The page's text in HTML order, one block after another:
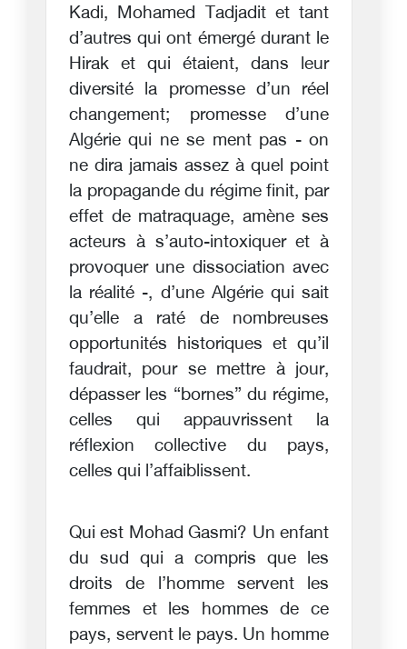
Kadi, Mohamed Tadjadit et tant
d’autres qui ont émergé durant le
Hirak et qui étaient, dans leur
diversité la promesse d’un réel
changement; promesse d’une
Algérie qui ne se ment pas - on
ne dira jamais assez à quel point
la propagande du régime finit, par
effet de matraquage, amène ses
acteurs à s’auto-intoxiquer et à
provoquer une dissociation avec
la réalité -, d’une Algérie qui sait
qu’elle a raté de nombreuses
opportunités historiques et qu’il
faudrait, pour se mettre à jour,
dépasser les “bornes” du régime,
celles qui appauvrissent la
réflexion collective du pays,
celles qui l’affaiblissent.
Qui est Mohad Gasmi? Un enfant
du sud qui a compris que les
droits de l’homme servent les
femmes et les hommes de ce
pays, servent le pays. Un homme